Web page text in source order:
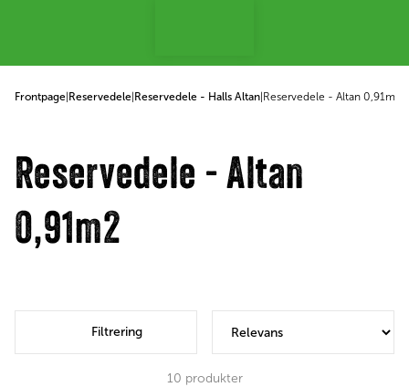
Frontpage Reservedele Reservedele - Halls Altan Reservedele - Altan 0,91m2
Reservedele - Altan
0,91m2
Filtrering
10 produkter